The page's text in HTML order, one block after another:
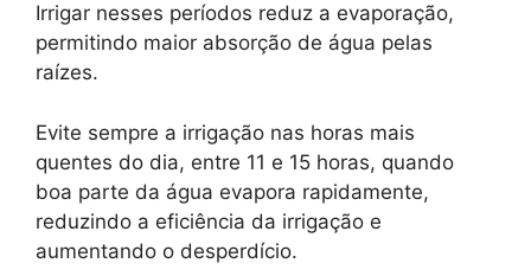
Irrigar nesses períodos reduz a evaporação,
permitindo maior absorção de água pelas
raízes.
Evite sempre a irrigação nas horas mais
quentes do dia, entre 11 e 15 horas, quando
boa parte da água evapora rapidamente,
reduzindo a eficiência da irrigação e
aumentando o desperdício.